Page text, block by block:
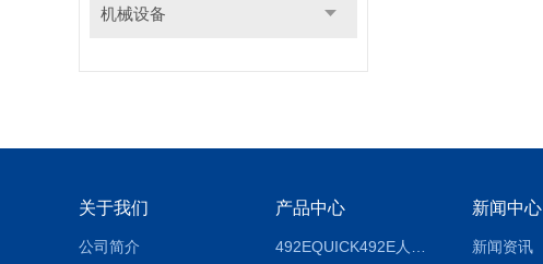
机械设备
关于我们
公司简介
产品中心 新闻中心
新闻资讯